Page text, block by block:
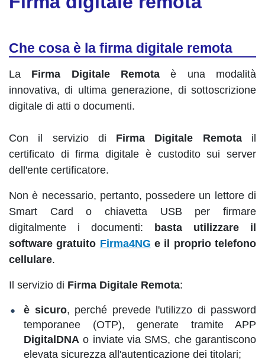
Che cosa è la firma digitale remota
La Firma Digitale Remota è una modalità
innovativa, di ultima generazione, di sottoscrizione
digitale di atti o documenti.
Con il servizio di Firma Digitale Remotail
certificato di firma digitale è custodito sui server
dell'ente certificatore.
Non è necessario, pertanto, possedere un lettore di
Smart Card o chiavetta USB per firmare
digitalmente i documenti:
basta utilizzare il
software gratuito Firma4NG e il proprio telefono
cellulare.
Il servizio di Firma Digitale Remota:
è sicuro, perché prevede l'utilizzo di password
temporanee (OTP), generate tramite APP
DigitalDNA o inviate via SMS, che garantiscono
elevata sicurezza all'autenticazione dei titolari;